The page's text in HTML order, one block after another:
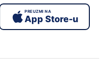
PREUZMI NA
App Store-u